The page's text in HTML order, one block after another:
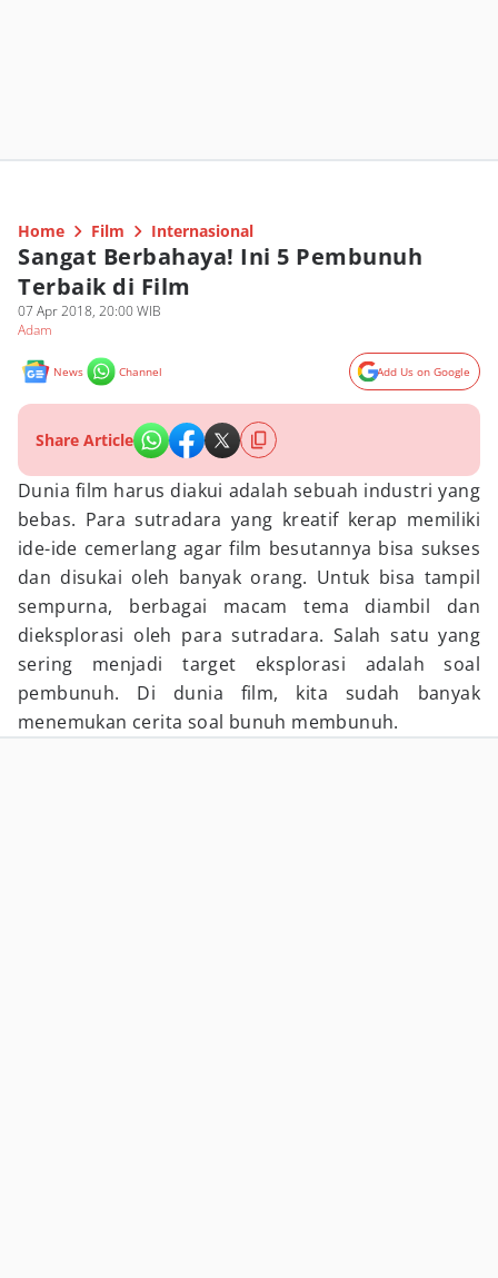
Home Film Internasional
Sangat Berbahaya! Ini 5 Pembunuh
Terbaik di Film
07 Apr 2018, 20:00 WIB
Adam
News Channel Add Us on Google
Share Article
Dunia film harus diakui adalah sebuah industri yang
bebas. Para sutradara yang kreatif kerap memiliki
ide-ide cemerlang agar film besutannya bisa sukses
dan disukai oleh banyak orang. Untuk bisa tampil
sempurna, berbagai macam tema diambil dan
dieksplorasi oleh para sutradara. Salah satu yang
sering menjadi target eksplorasi adalah soal
pembunuh. Di dunia film, kita sudah banyak
menemukan cerita soal bunuh membunuh.